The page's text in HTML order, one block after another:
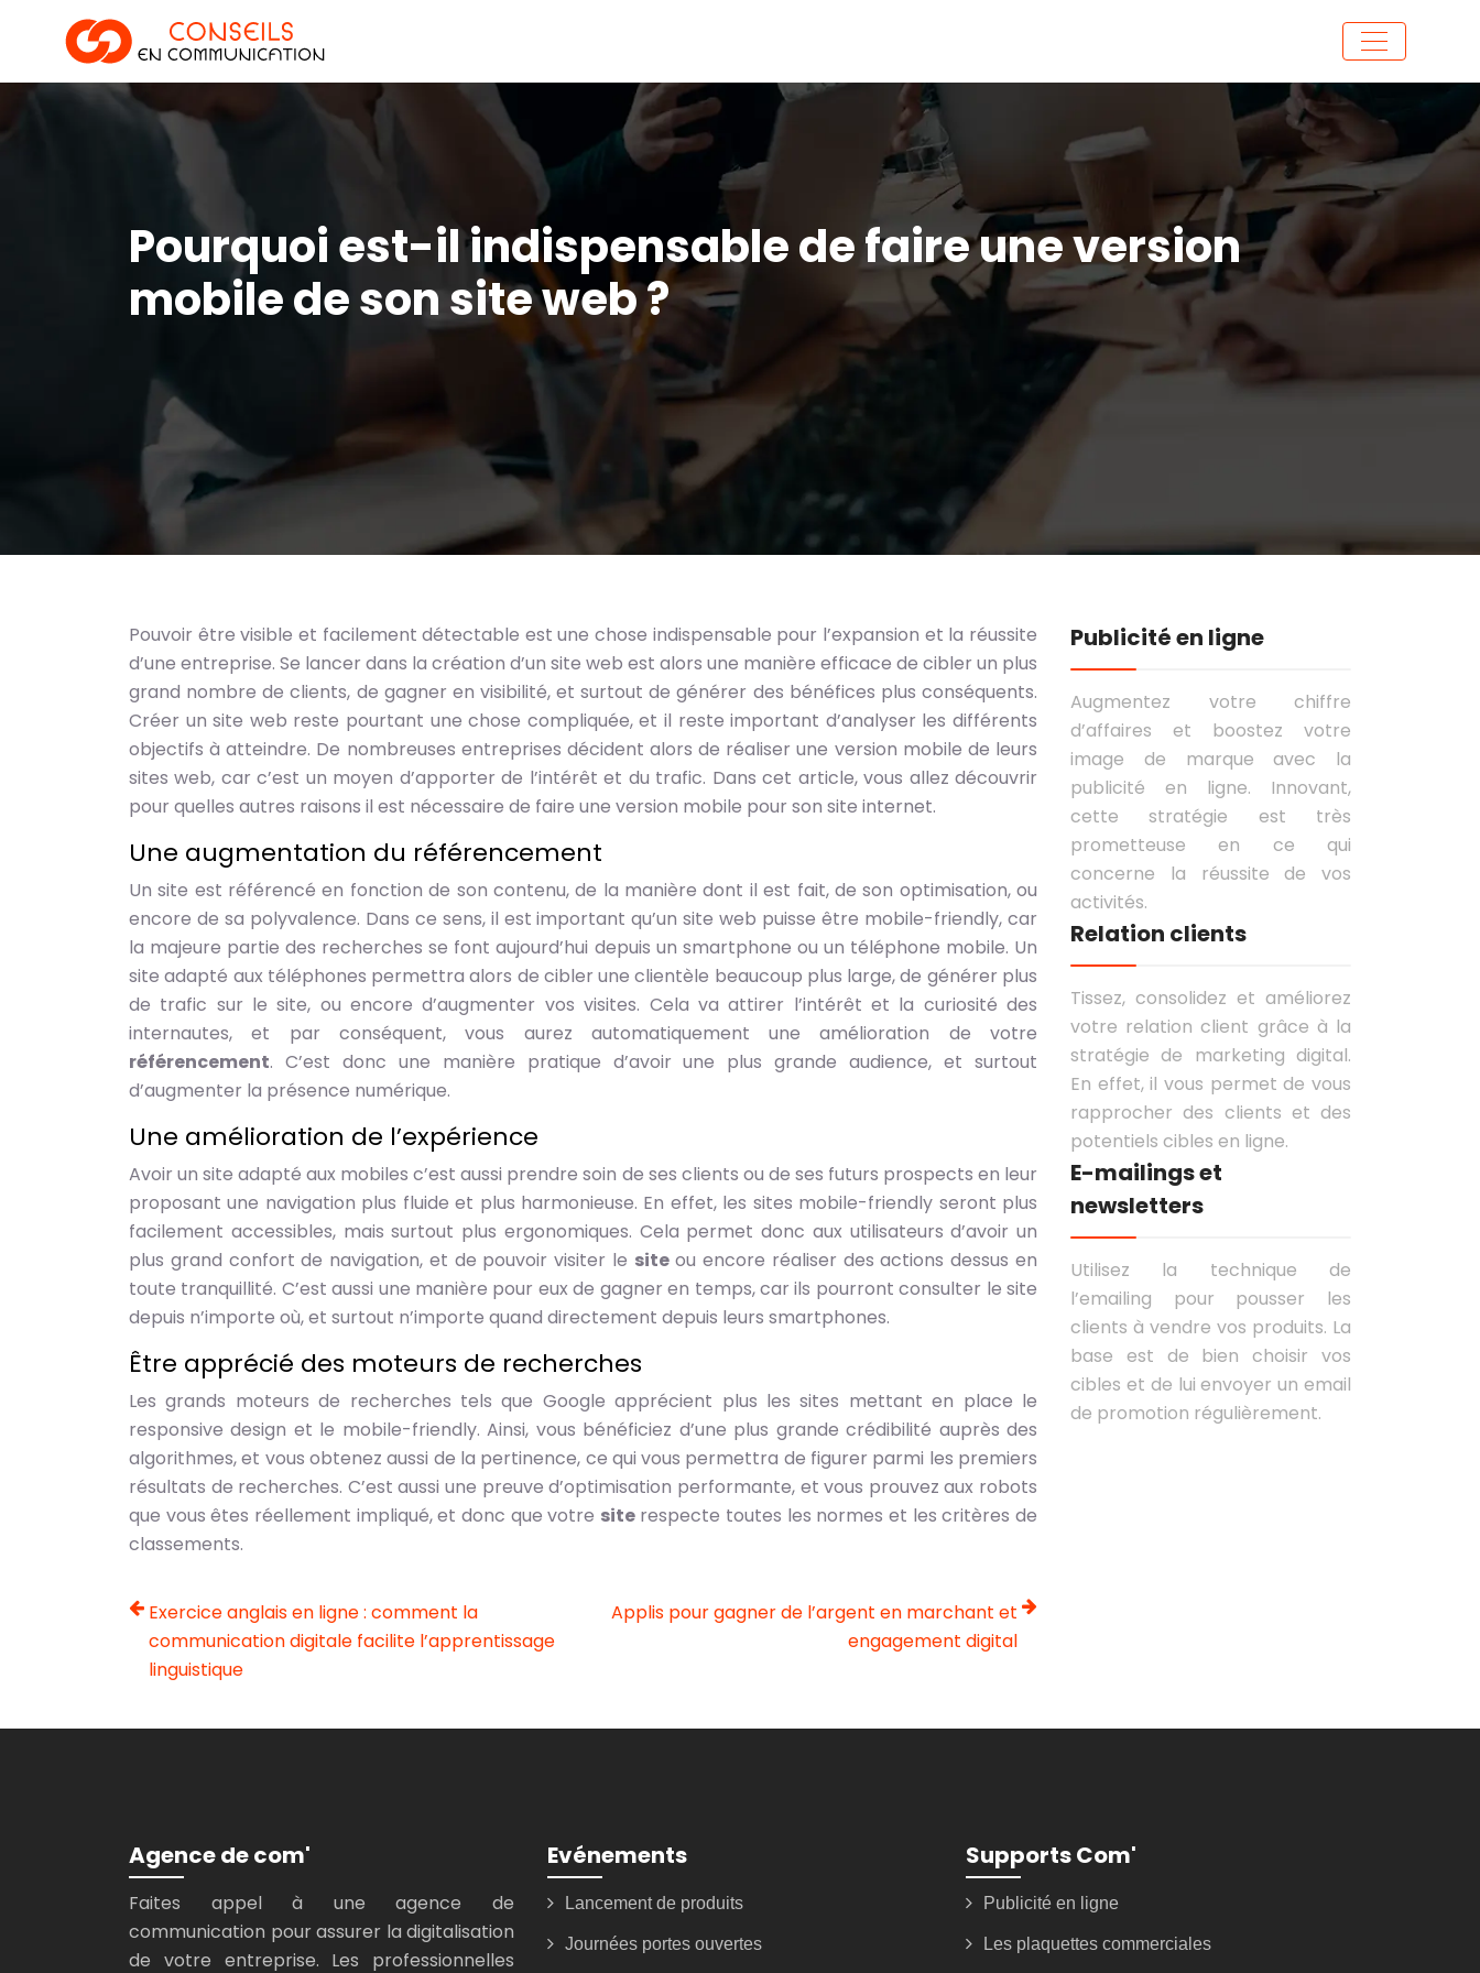
Pourquoi est-il indispensable de faire une version
mobile de son site web ?
Pouvoir être visible et facilement détectable est une chose indispensable pour l’expansion et la réussite
d’une entreprise. Se lancer dans la création d’un site web est alors une manière efficace de cibler un plus
grand nombre de clients, de gagner en visibilité, et surtout de générer des bénéfices plus conséquents.
Créer un site web reste pourtant une chose compliquée, et il reste important d’analyser les différents
objectifs à atteindre. De nombreuses entreprises décident alors de réaliser une version mobile de leurs
sites web, car c’est un moyen d’apporter de l’intérêt et du trafic. Dans cet article, vous allez découvrir
pour quelles autres raisons il est nécessaire de faire une version mobile pour son site internet.
Une augmentation du référencement
Un site est référencé en fonction de son contenu, de la manière dont il est fait, de son optimisation, ou
encore de sa polyvalence. Dans ce sens, il est important qu’un site web puisse être mobile-friendly, car
la majeure partie des recherches se font aujourd’hui depuis un smartphone ou un téléphone mobile. Un
site adapté aux téléphones permettra alors de cibler une clientèle beaucoup plus large, de générer plus
de trafic sur le site, ou encore d’augmenter vos visites. Cela va attirer l’intérêt et la curiosité des
internautes, et par conséquent, vous aurez automatiquement une amélioration de votre
référencement. C’est donc une manière pratique d’avoir une plus grande audience, et surtout
d’augmenter la présence numérique.
Une amélioration de l’expérience
Avoir un site adapté aux mobiles c’est aussi prendre soin de ses clients ou de ses futurs prospects en leur
proposant une navigation plus fluide et plus harmonieuse. En effet, les sites mobile-friendly seront plus
facilement accessibles, mais surtout plus ergonomiques. Cela permet donc aux utilisateurs d’avoir un
plus grand confort de navigation, et de pouvoir visiter le siteou encore réaliser des actions dessus en
toute tranquillité. C’est aussi une manière pour eux de gagner en temps, car ils pourront consulter le site
depuis n’importe où, et surtout n’importe quand directement depuis leurs smartphones.
Être apprécié des moteurs de recherches
Les grands moteurs de recherches tels que Google apprécient plus les sites mettant en place le
responsive design et le mobile-friendly. Ainsi, vous bénéficiez d’une plus grande crédibilité auprès des
algorithmes, et vous obtenez aussi de la pertinence, ce qui vous permettra de figurer parmi les premiers
résultats de recherches. C’est aussi une preuve d’optimisation performante, et vous prouvez aux robots
que vous êtes réellement impliqué, et donc que votre siterespecte toutes les normes et les critères de
classements.
Exercice anglais en ligne : comment la
communication digitale facilite l’apprentissage
linguistique
Applis pour gagner de l’argent en marchant et
engagement digital
Publicité en ligne
Augmentez votre chiffre
d’affaires et boostez votre
image de marque avec la
publicité en ligne. Innovant,
cette stratégie est très
prometteuse en ce qui
concerne la réussite de vos
activités.
Relation clients
Tissez, consolidez et améliorez
votre relation client grâce à la
stratégie de marketing digital.
En effet, il vous permet de vous
rapprocher des clients et des
potentiels cibles en ligne.
E-mailings et
newsletters
Utilisez la technique de
l’emailing pour pousser les
clients à vendre vos produits. La
base est de bien choisir vos
cibles et de lui envoyer un email
de promotion régulièrement.
Agence de com'
Faites appel à une agence de
communication pour assurer la digitalisation
de votre entreprise. Les professionnelles
Evénements
Lancement de produits
Journées portes ouvertes
Supports Com'
Publicité en ligne
Les plaquettes commerciales